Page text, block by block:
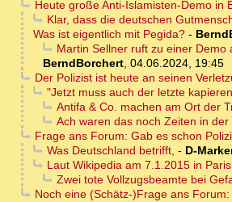
Heute große Anti-Islamisten-Demo in
Klar, dass die deutschen
Was ist eigentlich mit Pegida? -
Martin Sellner ruft zu einer
BerndBorchert, 04.06.2024, 19:45
Der Polizist ist heute an seinen
"Jetzt muss auch der letzte
Antifa & Co. machen am Ort der
Ach waren das noch Zeiten in der
Frage ans Forum: Gab es schon
Was Deutschland betrifft, - D-
Laut Wikipedia am 7.1.2015 in
Zwei tote Vollzugsbeamte bei
Noch eine (Schätz-)Frage ans